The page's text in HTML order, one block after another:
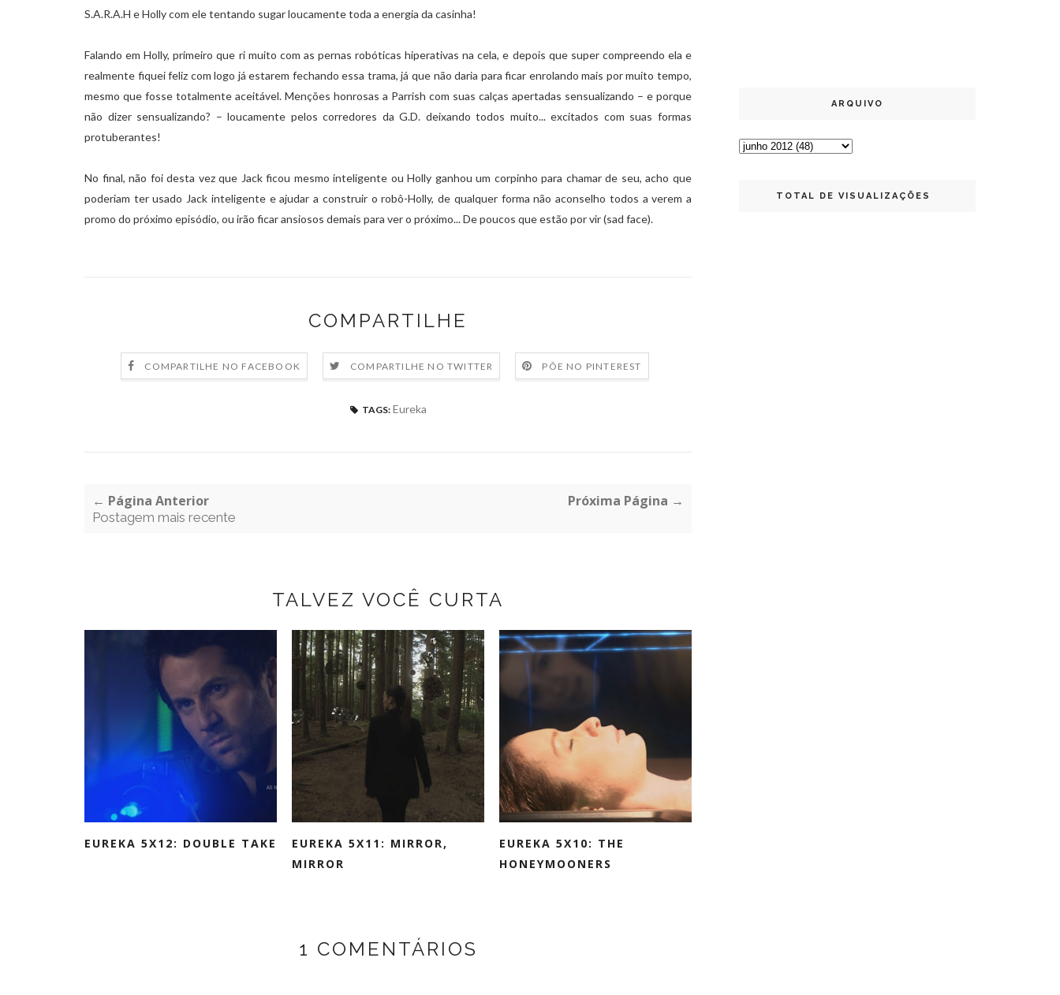
S.A.R.A.H e Holly com ele tentando sugar loucamente toda a energia da casinha!
Falando em Holly, primeiro que ri muito com as pernas robóticas hiperativas na cela, e depois que super compreendo ela e
realmente fiquei feliz com logo já estarem fechando essa trama, já que não daria para ficar enrolando mais por muito tempo,
mesmo que fosse totalmente aceitável. Menções honrosas a Parrish com suas calças apertadas sensualizando – e porque
não dizer sensualizando? – loucamente pelos corredores da G.D. deixando todos muito... excitados com suas formas
protuberantes!
No final, não foi desta vez que Jack ficou mesmo inteligente ou Holly ganhou um corpinho para chamar de seu, acho que
poderiam ter usado Jack inteligente e ajudar a construir o robô-Holly, de qualquer forma não aconselho todos a verem a
promo do próximo episódio, ou irão ficar ansiosos demais para ver o próximo... De poucos que estão por vir (sad face).
COMPARTILHE
COMPARTILHE NO FACEBOOK COMPARTILHE NO TWITTER PÕE NO PINTEREST
TAGS: Eureka
← Página Anterior
Postagem mais recente
Próxima Página →
TALVEZ VOCÊ CURTA
EUREKA 5X12: DOUBLE TAKE
EUREKA 5X11: MIRROR,
MIRROR
EUREKA 5X10: THE
HONEYMOONERS
1 COMENTÁRIOS
ARQUIVO
TOTAL DE VISUALIZAÇÕES